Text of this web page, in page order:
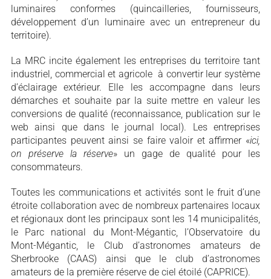
luminaires conformes (quincailleries, fournisseurs,
développement d’un luminaire avec un entrepreneur du
territoire).
La MRC incite également les entreprises du territoire tant
industriel, commercial et agricole à convertir leur système
d’éclairage extérieur. Elle les accompagne dans leurs
démarches et souhaite par la suite mettre en valeur les
conversions de qualité (reconnaissance, publication sur le
web ainsi que dans le journal local). Les entreprises
participantes peuvent ainsi se faire valoir et affirmer «ici,
on préserve la réserve» un gage de qualité pour les
consommateurs.
Toutes les communications et activités sont le fruit d’une
étroite collaboration avec de nombreux partenaires locaux
et régionaux dont les principaux sont les 14 municipalités,
le Parc national du Mont-Mégantic, l’Observatoire du
Mont-Mégantic, le Club d’astronomes amateurs de
Sherbrooke (CAAS) ainsi que le club d’astronomes
amateurs de la première réserve de ciel étoilé (CAPRICE).